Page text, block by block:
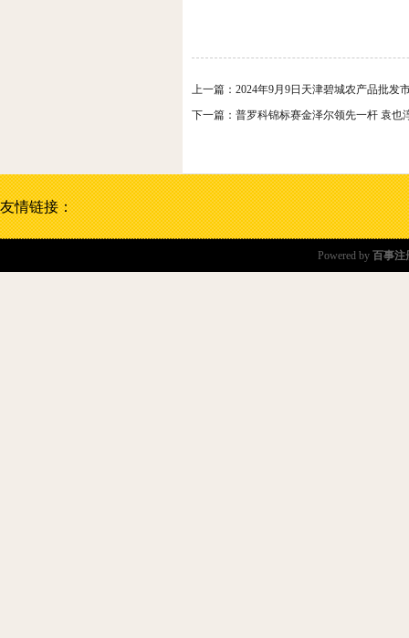
上一篇： 2024年9月9日天津碧城农产品批发
下一篇： 普罗科锦标赛金泽尔领先一杆 袁也
友情链接：
Powered by 百事注